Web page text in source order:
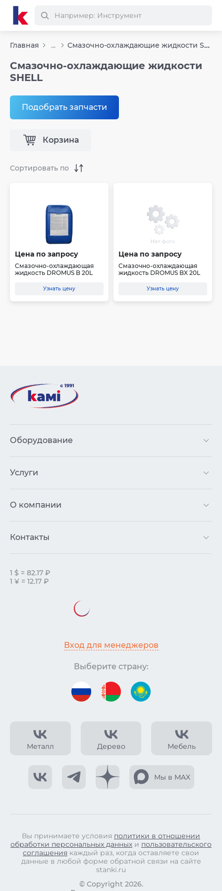
Главная ... Смазочно-охлаждающие жидкости SHELL
Смазочно-охлаждающие жидкости
SHELL
Подобрать запчасти
Корзина
Цена по запросу
Смазочно-охлаждающая
жидкость DROMUS B 20L
Узнать цену
Цена по запросу
Смазочно-охлаждающая
жидкость DROMUS BX 20L
Узнать цену
Металл Дерево Мебель
Мы в MAX
Оборудование
Услуги
О компании
Контакты
1 $ = 82.17 ₽
1 ¥ = 12.17 ₽
Вход для менеджеров
Выберите страну:
Вы принимаете условия политики в отношении
обработки персональных данных и пользовательского
соглашения каждый раз, когда оставляете свои
данные в любой форме обратной связи на сайте
stanki.ru
© Copyright 2026.